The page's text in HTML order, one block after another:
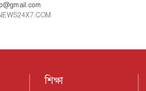
শিক্ষা